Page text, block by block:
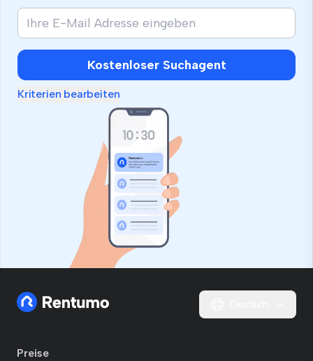
Kostenloser Suchagent
Kriterien bearbeiten
Preise